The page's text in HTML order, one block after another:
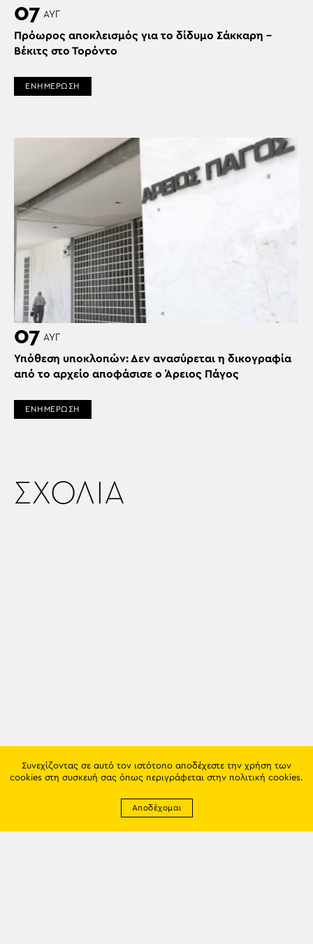
07 ΑΥΓ
Πρόωρος αποκλεισμός για το δίδυμο Σάκκαρη –
Βέκιτς στο Τορόντο
ΕΝΗΜΕΡΩΣΗ
07 ΑΥΓ
Υπόθεση υποκλοπών: Δεν ανασύρεται η δικογραφία
από το αρχείο αποφάσισε ο Άρειος Πάγος
ΕΝΗΜΕΡΩΣΗ
ΣΧΟΛΙΑ
Συνεχίζοντας σε αυτό τον ιστότοπο αποδέχεστε την χρήση των
cookies στη συσκευή σας όπως περιγράφεται στην πολιτική cookies.
Αποδέχομαι